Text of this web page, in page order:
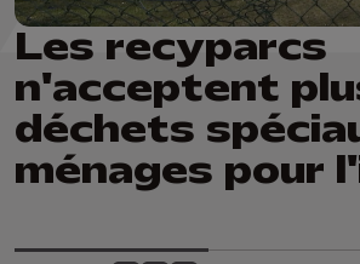
Les recyparcs
n'acceptent
déchets
ménages pour